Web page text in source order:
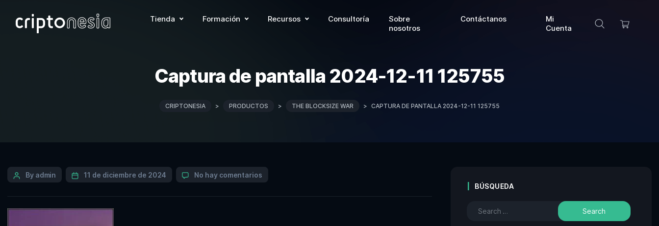
Tienda Formación Recursos Consultoría
Sobre
nosotros
Contáctanos
Mi
Cuenta
Captura de pantalla 2024-12-11 125755
CRIPTONESIA > PRODUCTOS > THE BLOCKSIZE WAR > CAPTURA DE PANTALLA 2024-12-11 125755
By admin 11 de diciembre de 2024 No hay comentarios
BÚSQUEDA